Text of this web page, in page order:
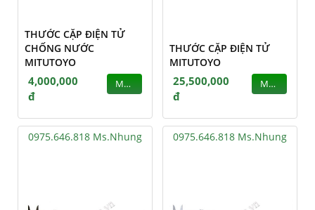
THƯỚC CẶP ĐIỆN TỬ
CHỐNG NƯỚC
MITUTOYO
4,000,000
đ
MUA
THƯỚC CẶP ĐIỆN TỬ
MITUTOYO
25,500,000
đ
MUA
0975.646.818 Ms.Nhung 0975.646.818 Ms.Nhung